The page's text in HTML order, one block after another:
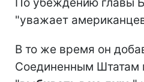
"уважает
В то же время он
Соединенным Штатам